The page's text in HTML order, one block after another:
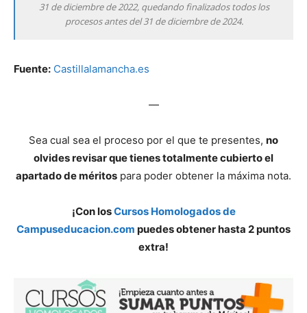
31 de diciembre de 2022, quedando finalizados todos los
procesos antes del 31 de diciembre de 2024.
Fuente: Castillalamancha.es
—
Sea cual sea el proceso por el que te presentes, no
olvides revisar que tienes totalmente cubierto el
apartado de méritos para poder obtener la máxima nota.
¡Con losCursos Homologados de
Campuseducacion.com puedes obtener hasta 2 puntos
extra!